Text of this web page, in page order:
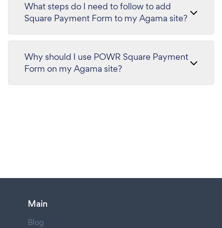
What steps do I need to follow to add
Square Payment Form to my Agama site?
Why should I use POWR Square Payment
Form on my Agama site?
Main
Blog